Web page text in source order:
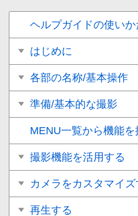
ヘルプガイドの使いか
はじめに
各部の名称/基本操作
準備/基本的な撮影
MENU一覧から機能を
撮影機能を活用する
カメラをカスタマイズ
再生する